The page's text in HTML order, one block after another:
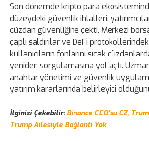
Son dönemde kripto para
düzeydeki güvenlik ihlalleri,
cüzdan güvenliğine çekti. Merkezi
çaplı saldırılar ve DeFi protokollerindeki
kullanıcıların fonlarını sıcak
yeniden sorgulamasına yol açtı.
anahtar yönetimi ve güvenlik
yatırım kararlarında belirleyici
İlginizi Çekebilir: Binance CEO'su CZ,
Trump Ailesiyle Bağlantı Yok